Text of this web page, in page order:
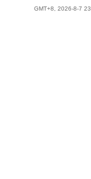
GMT+8, 2026-8-7